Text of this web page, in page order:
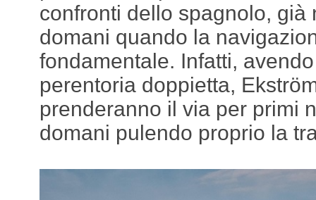
confronti dello spagnolo, già
domani quando la
fondamentale. Infatti,
perentoria doppietta,
prenderanno il via per primi
domani pulendo proprio la